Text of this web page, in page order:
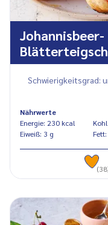
Johannisbeer-
Schwierigkeitsgrad:
Nährwerte
Energie: 230 kcal
Eiweiß: 3 g